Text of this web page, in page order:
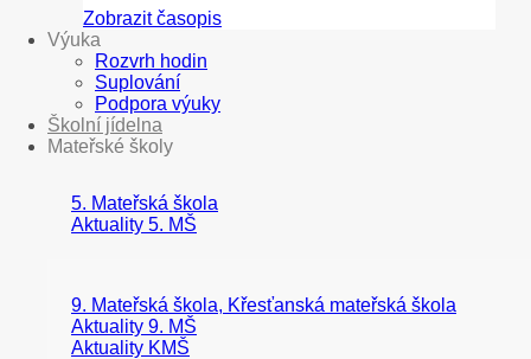
Zobrazit časopis
Výuka
Rozvrh hodin
Suplování
Podpora výuky
Školní jídelna
Mateřské školy
5. Mateřská škola
Aktuality 5. MŠ
9. Mateřská škola, Křesťanská mateřská škola
Aktuality 9. MŠ
Aktuality KMŠ